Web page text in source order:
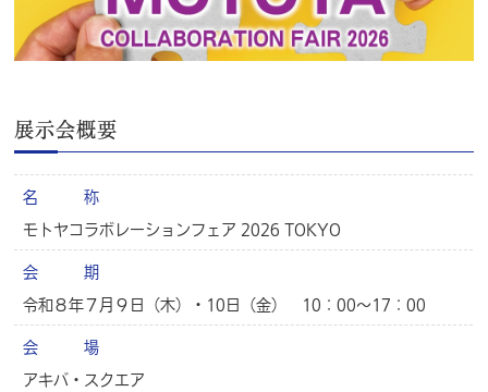
展示会概要
名 称
モトヤコラボレーションフェア 2026 TOKYO
会 期
令和８年７月９日（木）・10日（金） 10：00～17：00
会 場
アキバ・スクエア